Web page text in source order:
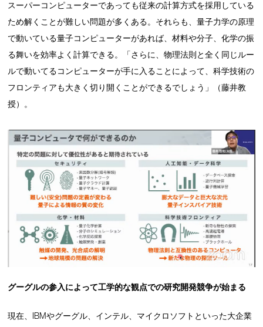
スーパーコンピューターであっても従来の計算方式を採用している
ため解くことが難しい問題が多くある。それらも、量子力学の原理
で動いている量子コンピューターがあれば、材料や分子、化学の振
る舞いを効率よく計算できる。「さらに、物理法則と全く同じルー
ルで動いてるコンピューターが手に入ることによって、科学技術の
フロンティアも大きく切り開くことができるでしょう」（藤井教
授）。
グーグルの参入によって工学的な観点での研究開発競争が始まる
現在、IBMやグーグル、インテル、マイクロソフトといった大企業